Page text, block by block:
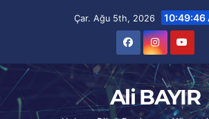
Çar. Ağu 5th, 2026 10:49:47
Ali BAYIR